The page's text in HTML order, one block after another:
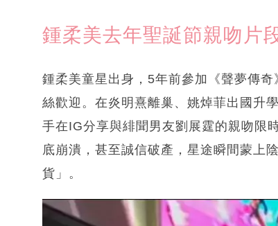
鍾柔美去年聖誕節親吻片
鍾柔美童星出身，5年前參加《聲夢傳
絲歡迎。在炎明熹離巢、姚焯菲出國升
手在IG分享與緋聞男友劉展霆的親吻限
底崩潰，甚至誠信破產，星途瞬間蒙上
貨」。